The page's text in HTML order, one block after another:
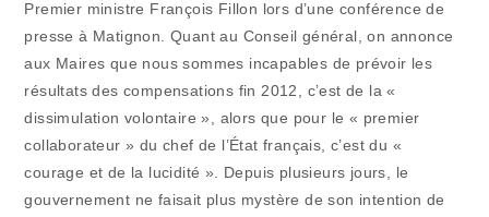
Premier ministre François Fillon lors d’une conférence de
presse à Matignon. Quant au Conseil général, on annonce
aux Maires que nous sommes incapables de prévoir les
résultats des compensations fin 2012, c’est de la «
dissimulation volontaire », alors que pour le « premier
collaborateur » du chef de l’État français, c’est du «
courage et de la lucidité ». Depuis plusieurs jours, le
gouvernement ne faisait plus mystère de son intention de